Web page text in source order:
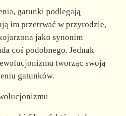
d
e
o
gatunki podlegają
im przetrwać w przyrodzie,
jako synonim
coś podobnego. Jednak
tworząc swoją
gatunków.